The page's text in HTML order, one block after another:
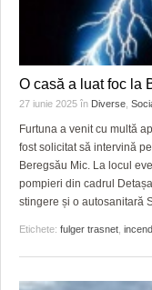
O casă a luat foc la
27 iunie 2025 în Diverse
Furtuna a venit cu multă
fost solicitat să intervină
Beregsău Mic. La locul
pompieri din cadrul
stingere și o autosanitară
Etichete: fulger trasnet